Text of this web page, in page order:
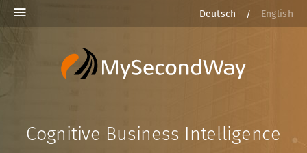
Deutsch / English
Cognitive Business Intelligence